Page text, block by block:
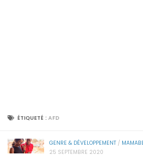
ÉTIQUETÉ : AFD
GENRE & DÉVELOPPEMENT /
25 SEPTEMBRE 2020